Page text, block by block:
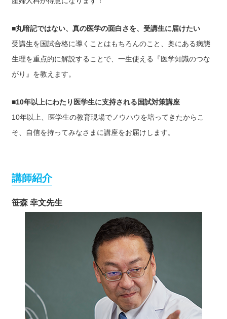
■丸暗記ではない、真の医学の面白さを、受講生に届けたい
受講生を国試合格に導くことはもちろんのこと、奥にある病態
生理を重点的に解説することで、一生使える『医学知識のつな
がり』を教えます。
■10年以上にわたり医学生に支持される国試対策講座
10年以上、医学生の教育現場でノウハウを培ってきたからこ
そ、自信を持ってみなさまに講座をお届けします。
講師紹介
笹森 幸文先生